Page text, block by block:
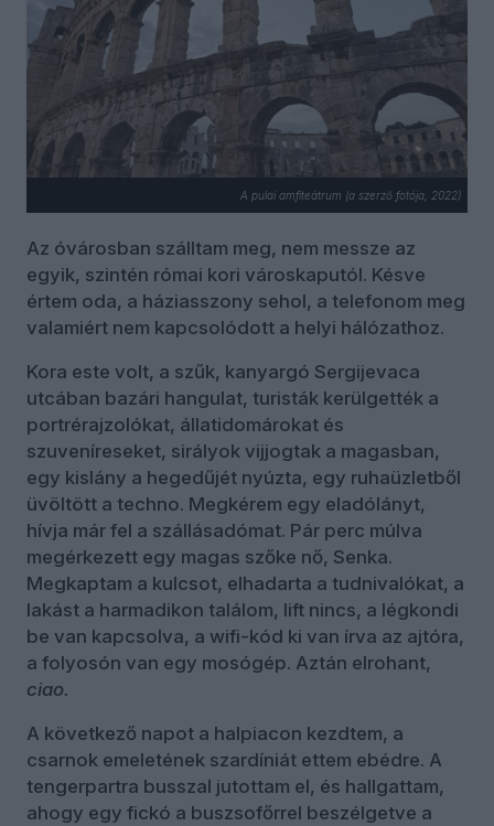
A pulai amfiteátrum (a szerző fotója, 2022)
Az óvárosban szálltam meg, nem messze az
egyik, szintén római kori városkaputól. Késve
értem oda, a háziasszony sehol, a telefonom meg
valamiért nem kapcsolódott a helyi hálózathoz.
Kora este volt, a szűk, kanyargó Sergijevaca
utcában bazári hangulat, turisták kerülgették a
portrérajzolókat, állatidomárokat és
szuveníreseket, sirályok vijjogtak a magasban,
egy kislány a hegedűjét nyúzta, egy ruhaüzletből
üvöltött a techno. Megkérem egy eladólányt,
hívja már fel a szállásadómat. Pár perc múlva
megérkezett egy magas szőke nő, Senka.
Megkaptam a kulcsot, elhadarta a tudnivalókat, a
lakást a harmadikon találom, lift nincs, a légkondi
be van kapcsolva, a wifi-kód ki van írva az ajtóra,
a folyosón van egy mosógép. Aztán elrohant,
ciao.
A következő napot a halpiacon kezdtem, a
csarnok emeletének szardíniát ettem ebédre. A
tengerpartra busszal jutottam el, és hallgattam,
ahogy egy fickó a buszsofőrrel beszélgetve a